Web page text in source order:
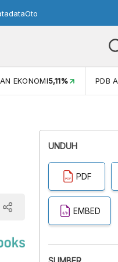
EKONOMI5,11% PDB
UNDUH
PDF
EMBED